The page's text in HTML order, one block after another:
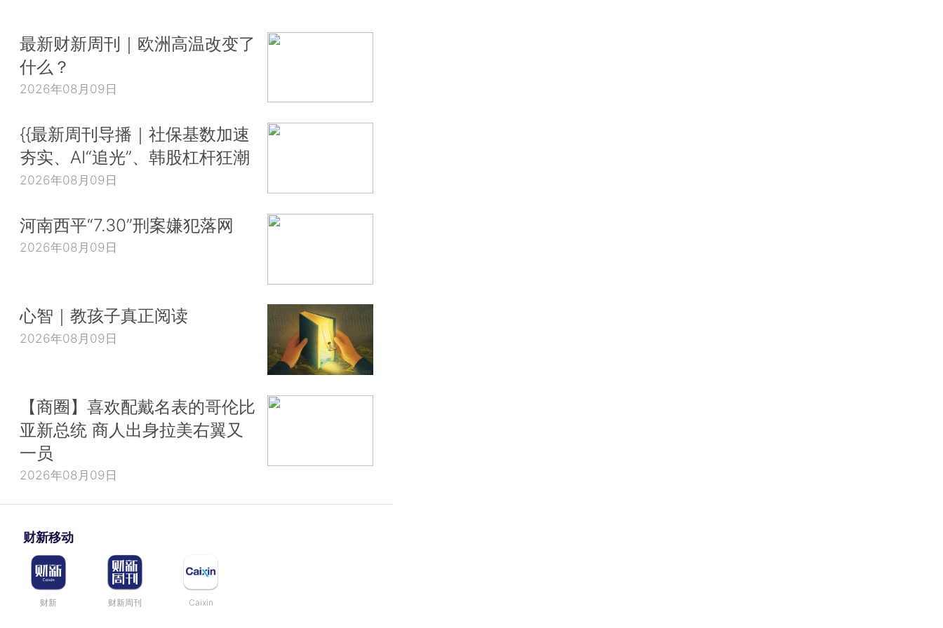
最新财新周刊｜欧洲高温改变了
什么？
2026年08月09日
{{最新周刊导播｜社保基数加速
夯实、AI“追光”、韩股杠杆狂潮
2026年08月09日
河南西平“7.30”刑案嫌犯落网
2026年08月09日
心智｜教孩子真正阅读
2026年08月09日
【商圈】喜欢配戴名表的哥伦比
亚新总统 商人出身拉美右翼又
一员
2026年08月09日
财新移动
财新 财新周刊 Caixin